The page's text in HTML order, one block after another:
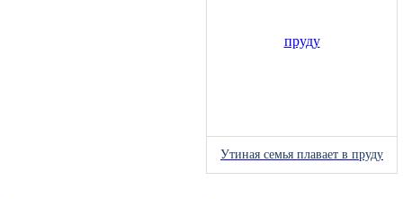
Утиная семья плавает в пруду